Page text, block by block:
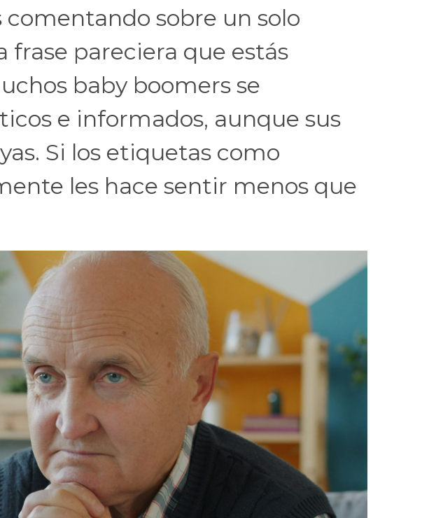
sobre un solo
pareciera que estás
baby boomers se
e informados, aunque sus
Si los etiquetas como
les hace sentir menos que